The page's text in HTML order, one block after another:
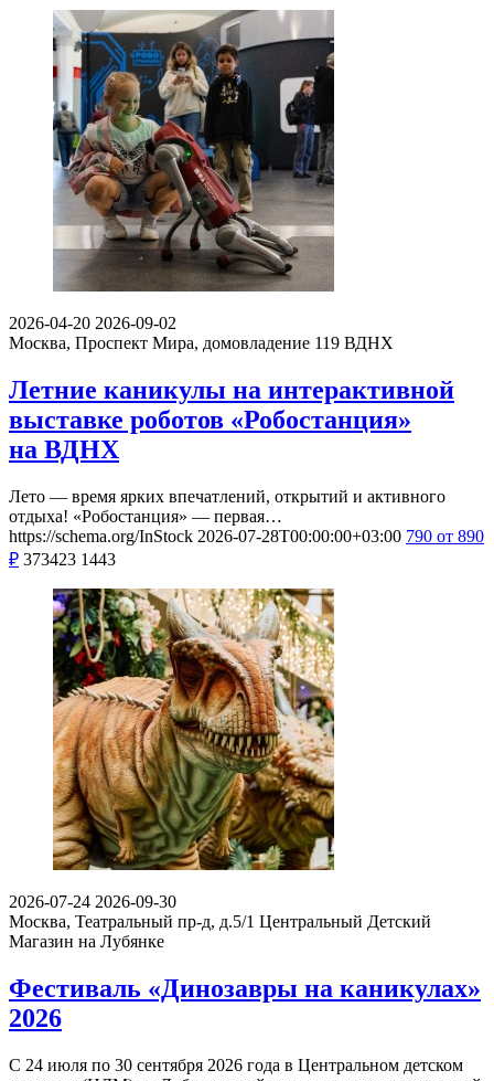
2026-04-20 2026-09-02
Москва, Проспект Мира, домовладение 119 ВДНХ
Летние каникулы на интерактивной
выставке роботов «Робостанция»
на ВДНХ
Лето — время ярких впечатлений, открытий и активного
отдыха! «Робостанция» — первая…
https://schema.org/InStock 2026-07-28T00:00:00+03:00 790 от 890
₽ 373423 1443
2026-07-24 2026-09-30
Москва, Театральный пр-д, д.5/1 Центральный Детский
Магазин на Лубянке
Фестиваль «Динозавры на каникулах»
2026
С 24 июля по 30 сентября 2026 года в Центральном детском